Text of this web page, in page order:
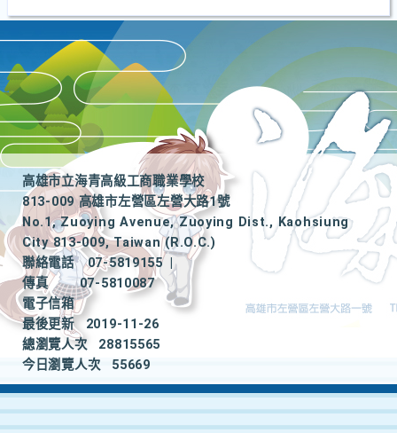
高雄市立海青高級工商職業學校
813-009 高雄市左營區左營大路1號
No.1, Zuoying Avenue, Zuoying Dist., Kaohsiung
City 813-009, Taiwan (R.O.C.)
聯絡電話
07-5819155
|
傳真
07-5810087
電子信箱
最後更新
2019-11-26
總瀏覽人次
28815565
今日瀏覽人次
55669